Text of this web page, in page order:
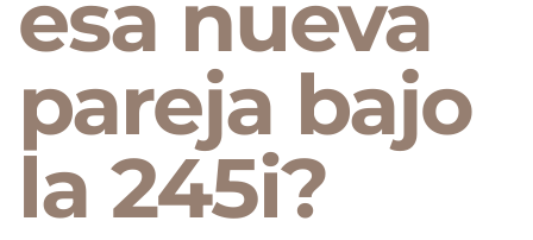
esa nueva
pareja bajo
la 245i?